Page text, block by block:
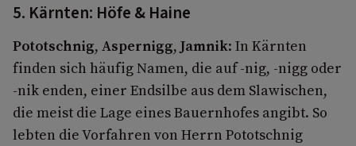
5. Kärnten: Höfe & Haine
Pototschnig, Aspernigg, Jamnik: In Kärnten
finden sich häufig Namen, die auf -nig, -nigg oder
-nik enden, einer Endsilbe aus dem Slawischen,
die meist die Lage eines Bauernhofes angibt. So
lebten die Vorfahren von Herrn Pototschnig